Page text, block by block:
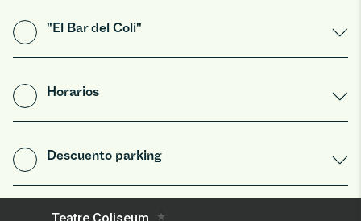
"El Bar del Coli"
Horarios
Descuento parking